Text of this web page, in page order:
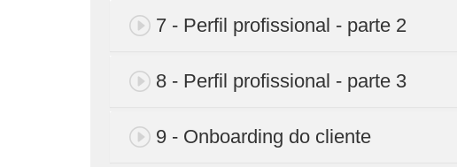
7 - Perfil profissional - parte 2
8 - Perfil profissional - parte 3
9 - Onboarding do cliente